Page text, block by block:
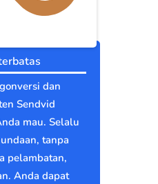
dan
Sendvid
mau. Selalu
tanpa
pelambatan,
Anda dapat